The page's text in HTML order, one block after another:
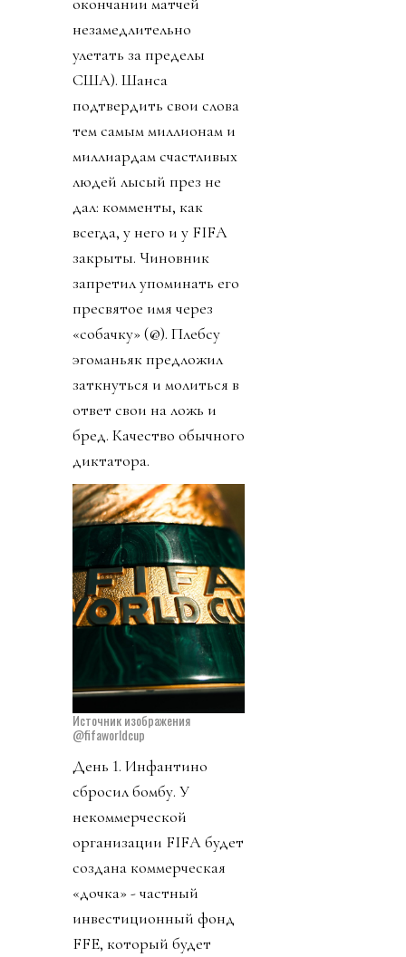
незамедлительно
улетать за пределы
США). Шанса
подтвердить свои слова
тем самым миллионам и
миллиардам счастливых
людей лысый през не
дал: комменты, как
всегда, у него и у FIFA
закрыты. Чиновник
запретил упоминать его
пресвятое имя через
«собачку» (@). Плебсу
эгоманьяк предложил
заткнуться и молиться в
ответ свои на ложь и
бред. Качество обычного
диктатора.
Источник изображения
@fifaworldcup
День 1. Инфантино
сбросил бомбу. У
некоммерческой
организации FIFA будет
создана коммерческая
«дочка» - частный
инвестиционный фонд
FFE, который будет